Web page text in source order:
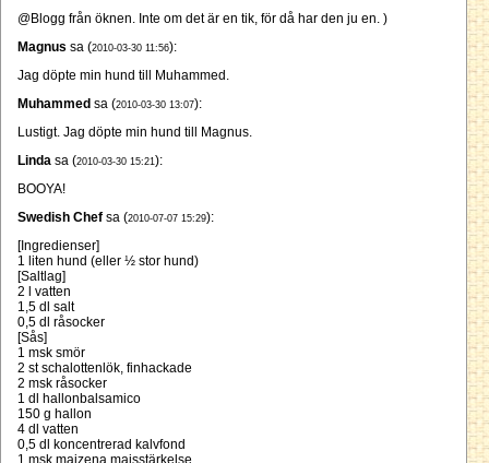
@Blogg från öknen. Inte om det är en tik, för då har den ju en. )
Magnus sa (2010-03-30 11:56):
Jag döpte min hund till Muhammed.
Muhammed sa (2010-03-30 13:07):
Lustigt. Jag döpte min hund till Magnus.
Linda sa (2010-03-30 15:21):
BOOYA!
Swedish Chef sa (2010-07-07 15:29):
[Ingredienser]
1 liten hund (eller ½ stor hund)
[Saltlag]
2 l vatten
1,5 dl salt
0,5 dl råsocker
[Sås]
1 msk smör
2 st schalottenlök, finhackade
2 msk råsocker
1 dl hallonbalsamico
150 g hallon
4 dl vatten
0,5 dl koncentrerad kalvfond